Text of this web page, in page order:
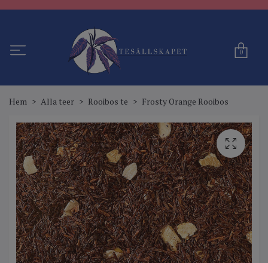
0
Hem Alla teer Rooibos te Frosty Orange Rooibos